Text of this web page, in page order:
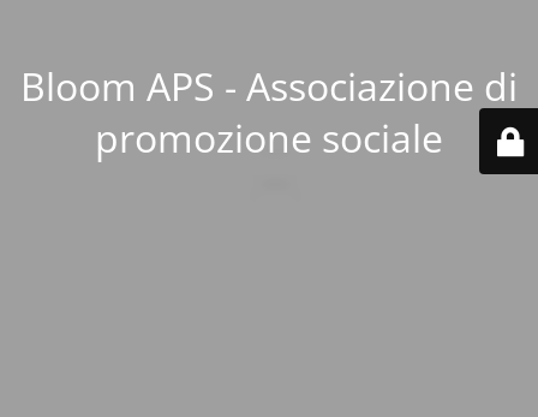
Bloom APS - Associazione di
promozione sociale